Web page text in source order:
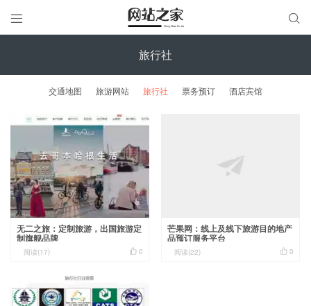
 
旅行社
交通地图 旅游网站 旅行社 票务预订 酒店宾馆
无二之旅：定制旅游，出国旅游定
制旗舰品牌
 0
阅读(17)
芒果网：线上及线下旅游目的地产
品预订服务平台
 0
阅读(22)